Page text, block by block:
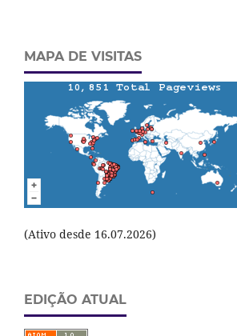
MAPA DE VISITAS
(Ativo desde 16.07.2026)
EDIÇÃO ATUAL